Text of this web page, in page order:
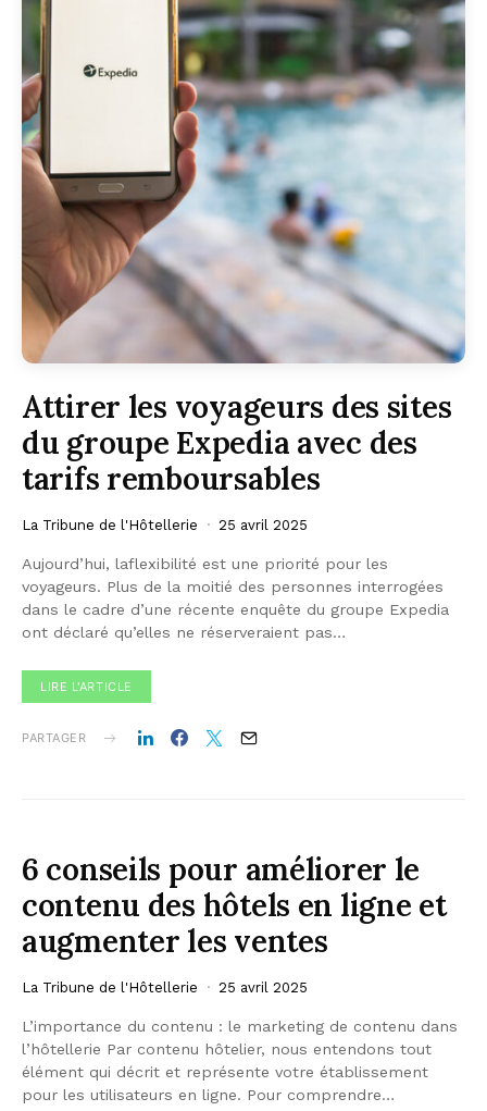
Attirer les voyageurs des sites
du groupe Expedia avec des
tarifs remboursables
La Tribune de l'Hôtellerie 25 avril 2025
Aujourd’hui, laflexibilité est une priorité pour les
voyageurs. Plus de la moitié des personnes interrogées
dans le cadre d’une récente enquête du groupe Expedia
ont déclaré qu’elles ne réserveraient pas…
LIRE L'ARTICLE
PARTAGER
6 conseils pour améliorer le
contenu des hôtels en ligne et
augmenter les ventes
La Tribune de l'Hôtellerie 25 avril 2025
L’importance du contenu : le marketing de contenu dans
l’hôtellerie Par contenu hôtelier, nous entendons tout
élément qui décrit et représente votre établissement
pour les utilisateurs en ligne. Pour comprendre…